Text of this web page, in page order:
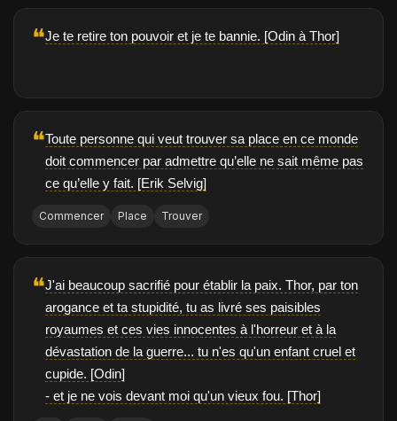
❝Je te retire ton pouvoir et je te bannie. [Odin à Thor]
❝Toute personne qui veut trouver sa place en ce monde
doit commencer par admettre qu’elle ne sait même pas
ce qu’elle y fait. [Erik Selvig]
Commencer Place Trouver
❝J'ai beaucoup sacrifié pour établir la paix. Thor, par ton
arogance et ta stupidité, tu as livré ses paisibles
royaumes et ces vies innocentes à l'horreur et à la
dévastation de la guerre... tu n'es qu'un enfant cruel et
cupide. [Odin]
- et je ne vois devant moi qu'un vieux fou. [Thor]